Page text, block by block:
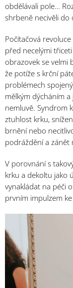
obdělávali pole…
shrbeně necivěli do
Počítačová
před necelými
obrazovek se velmi
že potíže s krční
problémech
mělkým dýcháním
nemluvě. Syndrom
ztuhlost krku,
brnění nebo
podráždění a
V porovnání s
krku a dekoltu jako
vynakládat na péči
prvním impulzem